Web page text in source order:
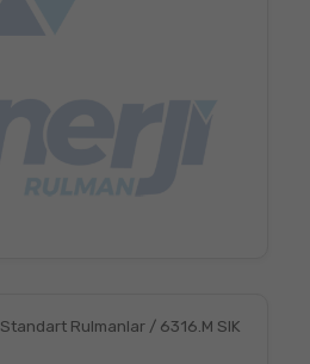
Standart Rulmanlar / 6316.M SIK